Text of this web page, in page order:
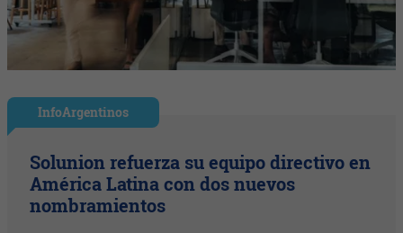
InfoArgentinos
Solunion refuerza su equipo directivo en
América Latina con dos nuevos
nombramientos